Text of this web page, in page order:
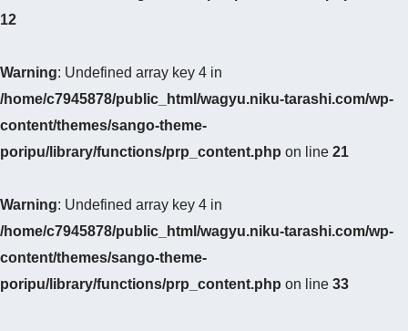
12
Warning: Undefined array key 4 in
/home/c7945878/public_html/wagyu.niku-tarashi.com/wp-
content/themes/sango-theme-
poripu/library/functions/prp_content.php on line 21
Warning: Undefined array key 4 in
/home/c7945878/public_html/wagyu.niku-tarashi.com/wp-
content/themes/sango-theme-
poripu/library/functions/prp_content.php on line 33